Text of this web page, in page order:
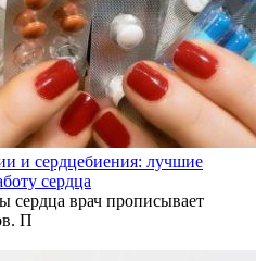
и сердцебиения: лучшие
сердца
сердца врач прописывает
П